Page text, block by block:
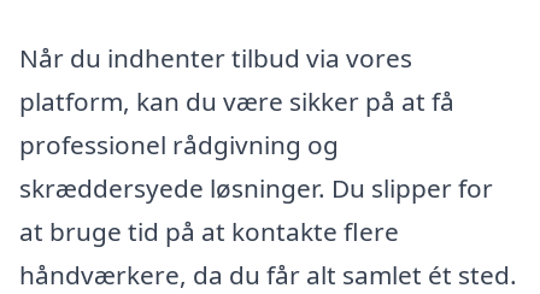
Når du indhenter tilbud via vores
platform, kan du være sikker på at få
professionel rådgivning og
skræddersyede løsninger. Du slipper for
at bruge tid på at kontakte flere
håndværkere, da du får alt samlet ét sted.